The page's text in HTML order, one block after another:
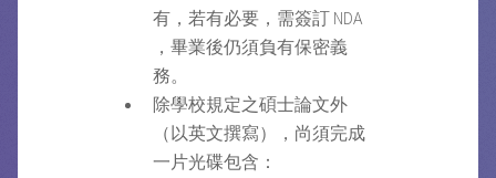
有，若有必要，需簽訂 NDA
，畢業後仍須負有保密義
務。
除學校規定之碩士論文外
（以英文撰寫），尚須完成
一片光碟包含：